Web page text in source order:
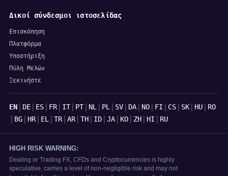
Δικοί σύνδεσμοι ιστοσελίδας
Επισκόπηση
Πλατφόρμα
Υποστήριξη
Πύλη Μελών
Ξεκινήστε
Γλώσσες
EN| DE| ES| FR| IT| PT| NL | PL | SV| DA| NO| FI CS| SK| HU| RO
BG| HR| EL | TR| AR| TH| ID| JA| KO| ZH| HI RU